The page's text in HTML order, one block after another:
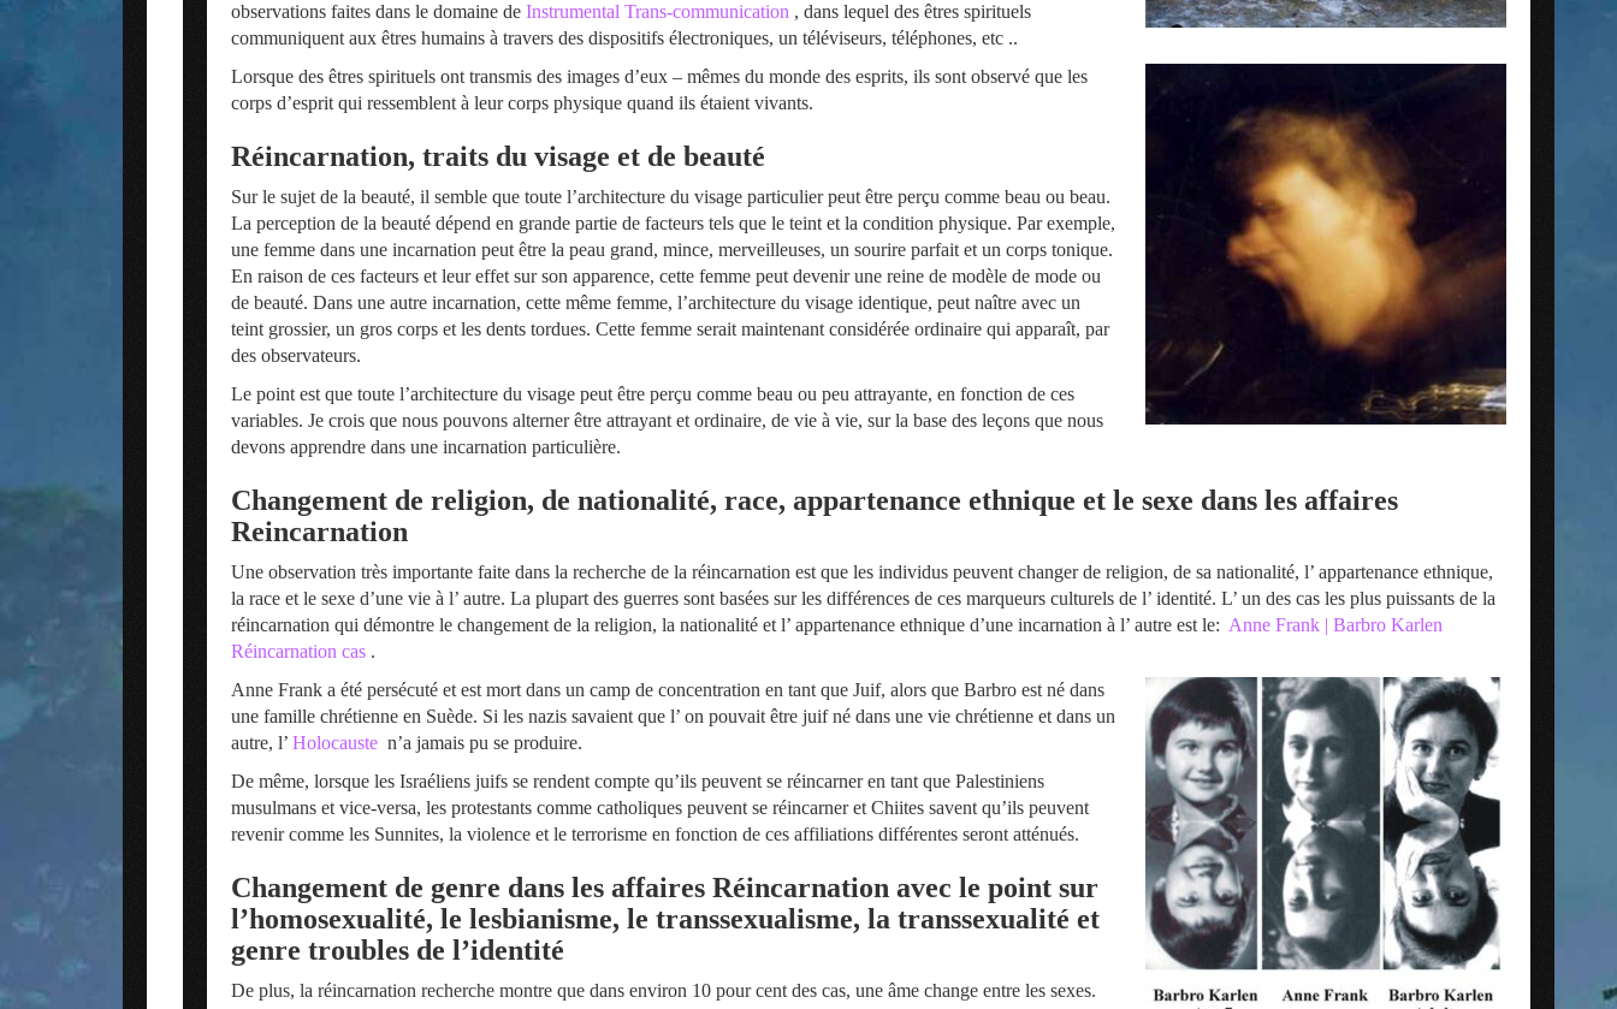
observations faites dans le domaine de Instrumental Trans-communication , dans lequel des êtres spirituels
communiquent aux êtres humains à travers des dispositifs électroniques, un téléviseurs, téléphones, etc ..
Lorsque des êtres spirituels ont transmis des images d’eux – mêmes du monde des esprits, ils sont observé que les
corps d’esprit qui ressemblent à leur corps physique quand ils étaient vivants.
Réincarnation, traits du visage et de beauté
Sur le sujet de la beauté, il semble que toute l’architecture du visage particulier peut être perçu comme beau ou beau.
La perception de la beauté dépend en grande partie de facteurs tels que le teint et la condition physique. Par exemple,
une femme dans une incarnation peut être la peau grand, mince, merveilleuses, un sourire parfait et un corps tonique.
En raison de ces facteurs et leur effet sur son apparence, cette femme peut devenir une reine de modèle de mode ou
de beauté. Dans une autre incarnation, cette même femme, l’architecture du visage identique, peut naître avec un
teint grossier, un gros corps et les dents tordues. Cette femme serait maintenant considérée ordinaire qui apparaît, par
des observateurs.
Le point est que toute l’architecture du visage peut être perçu comme beau ou peu attrayante, en fonction de ces
variables. Je crois que nous pouvons alterner être attrayant et ordinaire, de vie à vie, sur la base des leçons que nous
devons apprendre dans une incarnation particulière.
Changement de religion, de nationalité, race, appartenance ethnique et le sexe dans les affaires
Reincarnation
Une observation très importante faite dans la recherche de la réincarnation est que les individus peuvent changer de religion, de sa nationalité, l’ appartenance ethnique,
la race et le sexe d’une vie à l’ autre. La plupart des guerres sont basées sur les différences de ces marqueurs culturels de l’ identité. L’ un des cas les plus puissants de la
réincarnation qui démontre le changement de la religion, la nationalité et l’ appartenance ethnique d’une incarnation à l’ autre est le: Anne Frank | Barbro Karlen
Réincarnation cas .
Anne Frank a été persécuté et est mort dans un camp de concentration en tant que Juif, alors que Barbro est né dans
une famille chrétienne en Suède. Si les nazis savaient que l’ on pouvait être juif né dans une vie chrétienne et dans un
autre, l’ Holocauste n’a jamais pu se produire.
De même, lorsque les Israéliens juifs se rendent compte qu’ils peuvent se réincarner en tant que Palestiniens
musulmans et vice-versa, les protestants comme catholiques peuvent se réincarner et Chiites savent qu’ils peuvent
revenir comme les Sunnites, la violence et le terrorisme en fonction de ces affiliations différentes seront atténués.
Changement de genre dans les affaires Réincarnation avec le point sur
l’homosexualité, le lesbianisme, le transsexualisme, la transsexualité et
genre troubles de l’identité
De plus, la réincarnation recherche montre que dans environ 10 pour cent des cas, une âme change entre les sexes.